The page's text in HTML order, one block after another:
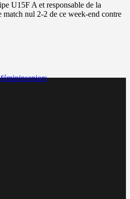
U15F A et responsable de la
nul 2-2 de ce week-end contre
seniors